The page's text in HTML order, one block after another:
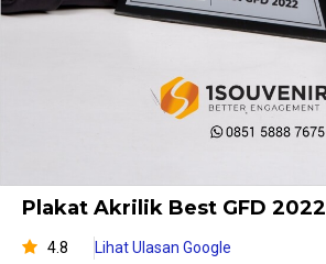
Plakat Akrilik Best GFD 2022
4.8 Lihat Ulasan Google